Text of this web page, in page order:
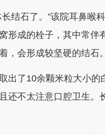
石了。”该院耳鼻喉科
形成的栓子，其中常伴
，会形成较坚硬的结石。
了10余颗米粒大小的
还不太注意口腔卫生。